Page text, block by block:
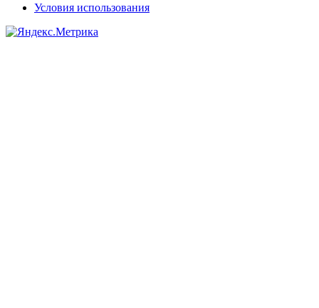
Условия использования